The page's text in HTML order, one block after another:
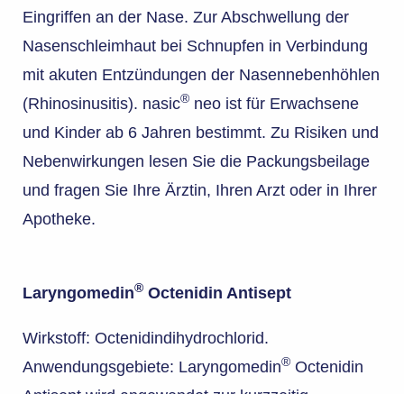
Eingriffen an der Nase. Zur Abschwellung der
Nasenschleimhaut bei Schnupfen in Verbindung
mit akuten Entzündungen der Nasennebenhöhlen
(Rhinosinusitis). nasic® neo ist für Erwachsene
und Kinder ab 6 Jahren bestimmt. Zu Risiken und
Nebenwirkungen lesen Sie die Packungsbeilage
und fragen Sie Ihre Ärztin, Ihren Arzt oder in Ihrer
Apotheke.
Laryngomedin® Octenidin Antisept
Wirkstoff: Octenidindihydrochlorid.
Anwendungsgebiete: Laryngomedin® Octenidin